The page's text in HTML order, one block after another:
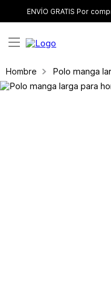
ENVÍO GRATIS Por
Hombre